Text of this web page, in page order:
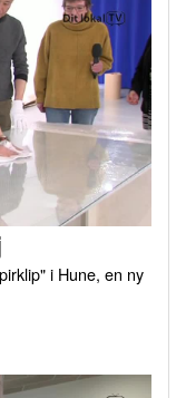
i Hune, en ny